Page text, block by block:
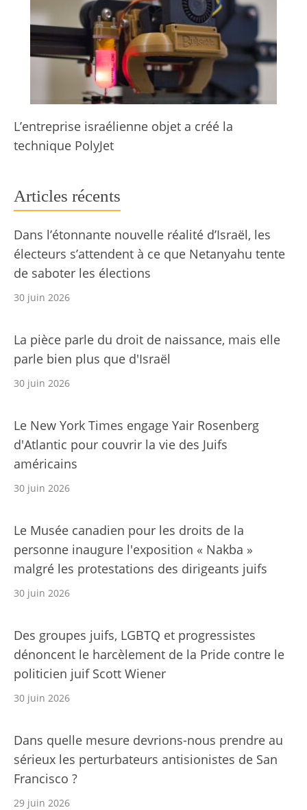
L’entreprise israélienne objet a créé la
technique PolyJet
Articles récents
Dans l’étonnante nouvelle réalité d’Israël, les
électeurs s’attendent à ce que Netanyahu tente
de saboter les élections
30 juin 2026
La pièce parle du droit de naissance, mais elle
parle bien plus que d'Israël
30 juin 2026
Le New York Times engage Yair Rosenberg
d'Atlantic pour couvrir la vie des Juifs
américains
30 juin 2026
Le Musée canadien pour les droits de la
personne inaugure l'exposition « Nakba »
malgré les protestations des dirigeants juifs
30 juin 2026
Des groupes juifs, LGBTQ et progressistes
dénoncent le harcèlement de la Pride contre le
politicien juif Scott Wiener
30 juin 2026
Dans quelle mesure devrions-nous prendre au
sérieux les perturbateurs antisionistes de San
Francisco ?
29 juin 2026